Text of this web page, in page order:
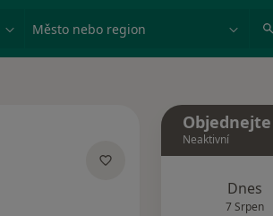
Město nebo region
Neaktivní
Dnes
7 Srpen